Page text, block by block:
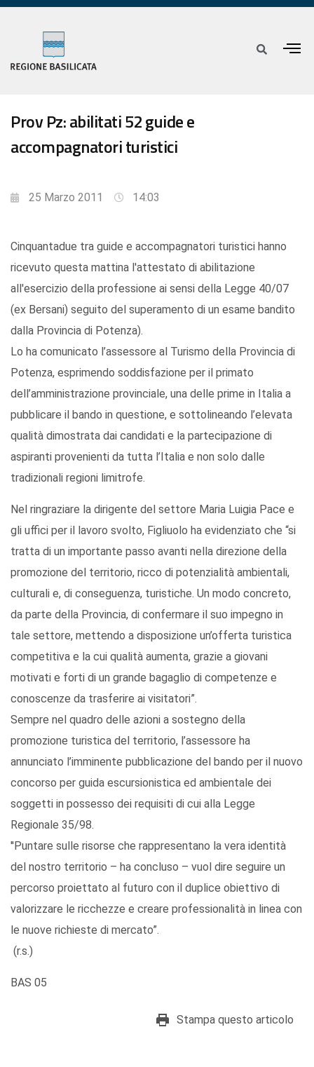
Prov Pz: abilitati 52 guide e
accompagnatori turistici
25 Marzo 2011 14:03
Cinquantadue tra guide e accompagnatori turistici hanno
ricevuto questa mattina l'attestato di abilitazione
all'esercizio della professione ai sensi della Legge 40/07
(ex Bersani) seguito del superamento di un esame bandito
dalla Provincia di Potenza).
Lo ha comunicato l’assessore al Turismo della Provincia di
Potenza, esprimendo soddisfazione per il primato
dell’amministrazione provinciale, una delle prime in Italia a
pubblicare il bando in questione, e sottolineando l’elevata
qualità dimostrata dai candidati e la partecipazione di
aspiranti provenienti da tutta l’Italia e non solo dalle
tradizionali regioni limitrofe.
Nel ringraziare la dirigente del settore Maria Luigia Pace e
gli uffici per il lavoro svolto, Figliuolo ha evidenziato che “si
tratta di un importante passo avanti nella direzione della
promozione del territorio, ricco di potenzialità ambientali,
culturali e, di conseguenza, turistiche. Un modo concreto,
da parte della Provincia, di confermare il suo impegno in
tale settore, mettendo a disposizione un’offerta turistica
competitiva e la cui qualità aumenta, grazie a giovani
motivati e forti di un grande bagaglio di competenze e
conoscenze da trasferire ai visitatori”.
Sempre nel quadro delle azioni a sostegno della
promozione turistica del territorio, l’assessore ha
annunciato l’imminente pubblicazione del bando per il nuovo
concorso per guida escursionistica ed ambientale dei
soggetti in possesso dei requisiti di cui alla Legge
Regionale 35/98.
''Puntare sulle risorse che rappresentano la vera identità
del nostro territorio – ha concluso – vuol dire seguire un
percorso proiettato al futuro con il duplice obiettivo di
valorizzare le ricchezze e creare professionalità in linea con
le nuove richieste di mercato”.
(r.s.)
BAS 05
Stampa questo articolo